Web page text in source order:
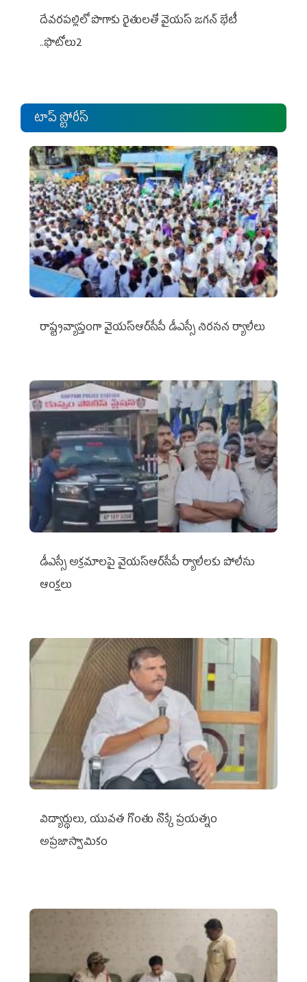
దేవరపల్లిలో పొగాకు రైతులతో వైయస్ జగన్ భేటీ
..ఫొటోలు2
టాప్ స్టోరీస్
రాష్ట్రవ్యాప్తంగా వైయ‌స్ఆర్‌సీపీ డీఎస్సీ నిరసన ర్యాలీలు
డీఎస్సీ అక్రమాలపై వైయ‌స్ఆర్‌సీపీ ర్యాలీలకు పోలీసు
ఆంక్షలు
విద్యార్థులు, యువత గొంతు నొక్కే ప్రయత్నం
అప్రజాస్వామికం